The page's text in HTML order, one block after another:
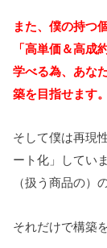
また、僕の持つ
「高単価＆高成
学べる為、あな
築を目指せます。
そして僕は再現
ート化」してい
（扱う商品の）
それだけで構築